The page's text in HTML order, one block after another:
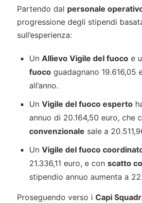
Partendo dal personale
progressione degli stipendi
sull’esperienza:
Un Allievo Vigile del fuoco e
fuoco guadagnano 19.616,05
all’anno.
Un Vigile del fuoco esperto
annuo di 20.164,50 euro, che
convenzionale sale a
Un Vigile del fuoco
21.336,11 euro, e con scatto
stipendio annuo aumenta a
Proseguendo verso i Capi